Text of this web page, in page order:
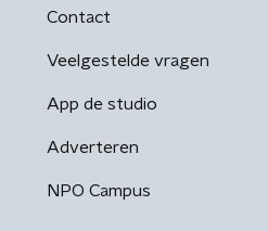
Contact
Veelgestelde vragen
App de studio
Adverteren
NPO Campus